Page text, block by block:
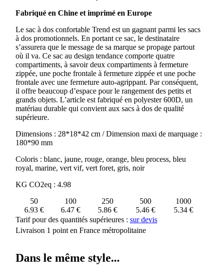
A
17L
TREND
Fabriqué en Chine et imprimé en Europe
Le sac à dos confortable Trend est un gagnant parmi les sacs
à dos promotionnels. En portant ce sac, le destinataire
s’assurera que le message de sa marque se propage partout
où il va. Ce sac au design tendance comporte quatre
compartiments, à savoir deux compartiments à fermeture
zippée, une poche frontale à fermeture zippée et une poche
frontale avec une fermeture auto-agrippant. Par conséquent,
il offre beaucoup d’espace pour le rangement des petits et
grands objets. L’article est fabriqué en polyester 600D, un
matériau durable qui convient aux sacs à dos de qualité
supérieure.
Dimensions : 28*18*42 cm / Dimension maxi de marquage :
180*90 mm
Coloris : blanc, jaune, rouge, orange, bleu process, bleu
royal, marine, vert vif, vert foret, gris, noir
KG CO2eq : 4.98
50
100 250 500
1000
6.93 €
6.47 € 5.86 € 5.46 €
5.34 €
Tarif pour des quantités supérieures : sur devis
Livraison 1 point en France métropolitaine
Dans le même style...